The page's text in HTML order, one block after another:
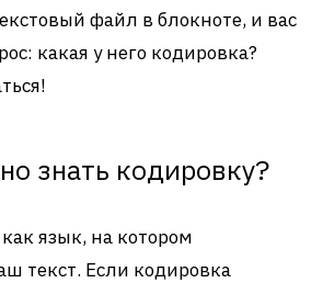
файл в блокноте, и вас
какая у него кодировка?
знать кодировку?
язык, на котором
текст. Если кодировка